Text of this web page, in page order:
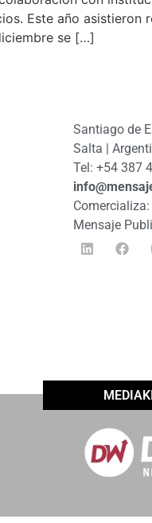
Este año
se […]
Santiago de
Salta |
Tel: +54 387
Comercializa:
Mensaje